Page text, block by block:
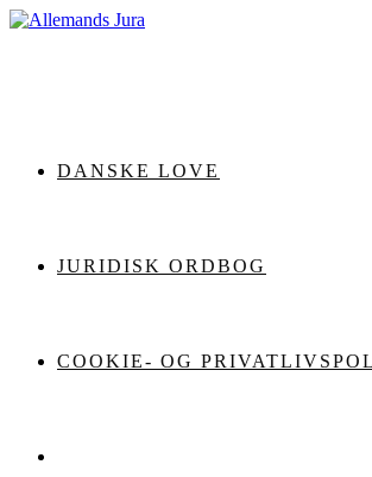
Skip
DANSKE LOVE
JURIDISK ORDBOG
COOKIE- OG